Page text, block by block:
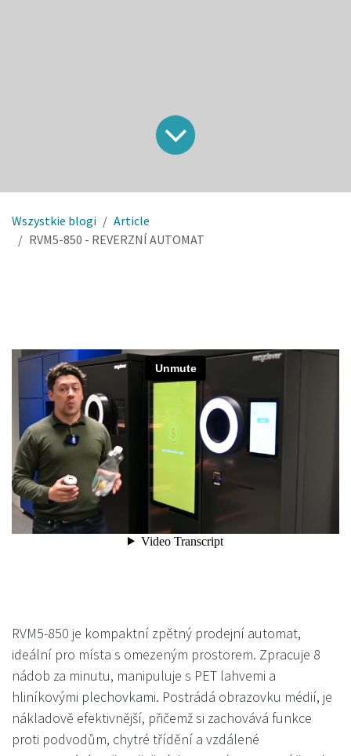
Wszystkie blogi
Article
RVM5-850 - REVERZNÍ AUTOMAT
RVM5-850 je kompaktní zpětný prodejní automat,
ideální pro místa s omezeným prostorem. Zpracuje 8
nádob za minutu, manipuluje s PET lahvemi a
hliníkovými plechovkami. Postrádá obrazovku médií, je
nákladově efektivnější, přičemž si zachovává funkce
proti podvodům, chytré třídění a vzdálené